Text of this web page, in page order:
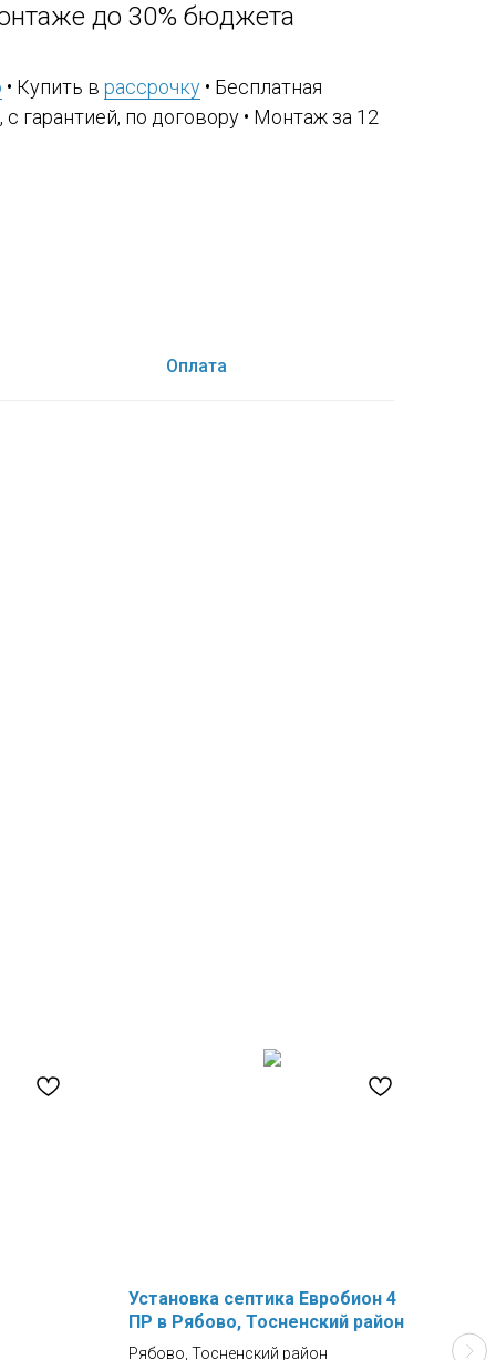
до 30% бюджета
• Купить в рассрочку • Бесплатная
с гарантией, по договору • Монтаж за 12
Оплата
Установка септика Евробион 4
ПР в Рябово, Тосненский район
Рябово, Тосненский район